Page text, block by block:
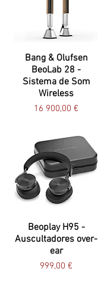
Bang & Olufsen
BeoLab 28 -
Sistema de Som
Wireless
Preço
16 900,00 €
Beoplay H95 -
Auscultadores over-
ear
Preço
999,00 €